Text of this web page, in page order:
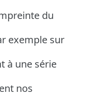
du
exemple sur
à une série
nos